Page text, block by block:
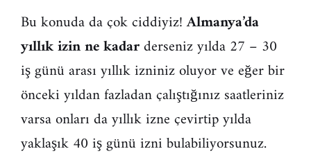
Bu konuda da çok ciddiyiz!Almanya’da
yıllık izin ne kadarderseniz yılda 27 – 30
iş günü arası yıllık izniniz oluyor ve eğer bir
önceki yıldan fazladan çalıştığınız saatleriniz
varsa onları da yıllık izne çevirtip yılda
yaklaşık 40 iş günü izni bulabiliyorsunuz.